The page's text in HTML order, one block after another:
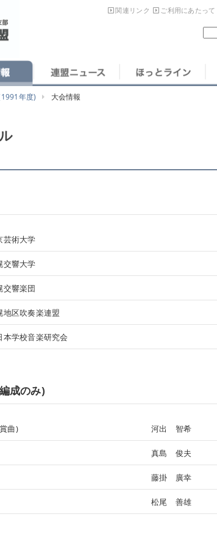
関連リンク ご利用にあたって
年度) 大会情報
芸術大学
交響大学
交響楽団
地区吹奏楽連盟
本学校音楽研究会
成のみ)
曲) 河出 智希
真島 俊夫
藤掛 廣幸
松尾 善雄